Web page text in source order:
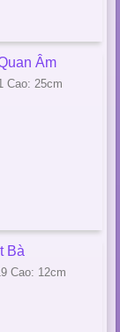
Âm
Cao: 25cm
Bà
Cao: 12cm